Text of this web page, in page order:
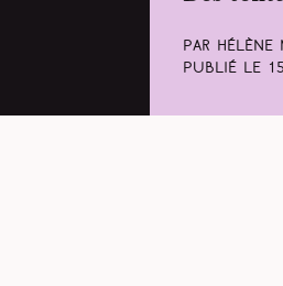
Par
Publié le